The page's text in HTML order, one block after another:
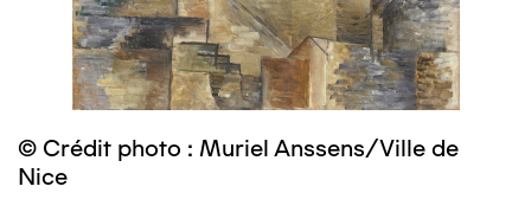
© Crédit photo : Muriel Anssens/Ville de
Nice